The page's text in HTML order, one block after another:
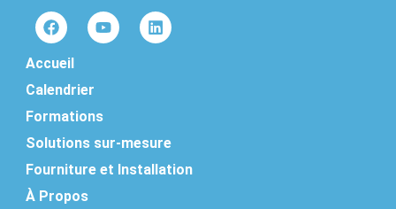
Accueil
Calendrier
Formations
Solutions sur-mesure
Fourniture et Installation
À Propos